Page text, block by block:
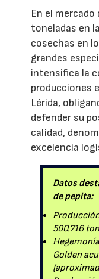
En el mercado
toneladas en
cosechas en
grandes
intensifica la
producciones
Lérida,
defender su
calidad,
excelencia
Datos
de pepita:
500.716
Golden